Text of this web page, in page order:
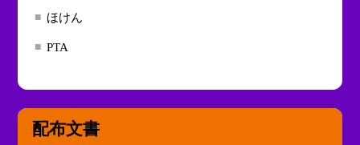
ほけん
PTA
配布文書